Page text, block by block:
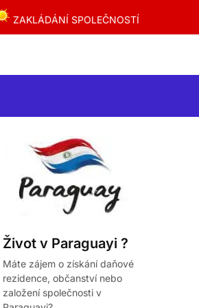
ZAKLÁDÁNÍ SPOLEČNOSTÍ
Život v Paraguayi ?
Máte zájem o získání daňové
rezidence, občanství nebo
založení společnosti v